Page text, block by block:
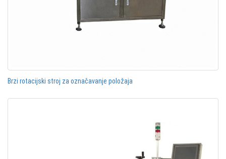
Brzi rotacijski stroj za označavanje položaja